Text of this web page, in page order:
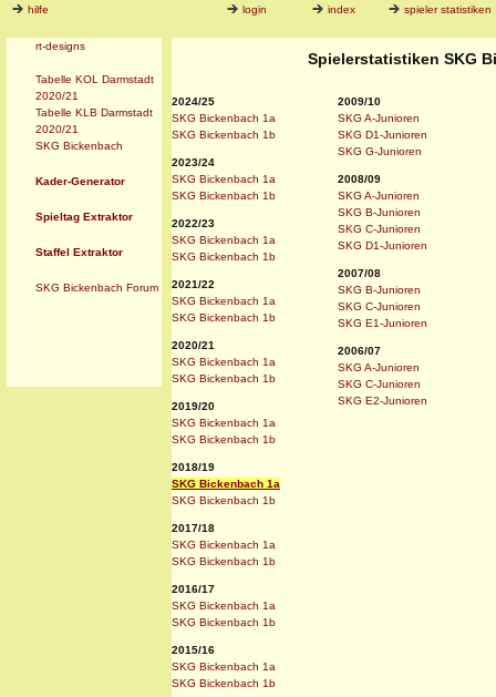
hilfe login index spieler statistiken
rt-designs
Tabelle KOL Darmstadt
2020/21
Tabelle KLB Darmstadt
2020/21
SKG Bickenbach
Kader-Generator
Spieltag Extraktor
Staffel Extraktor
SKG Bickenbach Forum
Spielerstatistiken SKG
2024/25
SKG Bickenbach 1a
SKG Bickenbach 1b
2023/24
SKG Bickenbach 1a
SKG Bickenbach 1b
2022/23
SKG Bickenbach 1a
SKG Bickenbach 1b
2021/22
SKG Bickenbach 1a
SKG Bickenbach 1b
2020/21
SKG Bickenbach 1a
SKG Bickenbach 1b
2019/20
SKG Bickenbach 1a
SKG Bickenbach 1b
2018/19
SKG Bickenbach 1a
SKG Bickenbach 1b
2017/18
SKG Bickenbach 1a
SKG Bickenbach 1b
2016/17
SKG Bickenbach 1a
SKG Bickenbach 1b
2015/16
SKG Bickenbach 1a
SKG Bickenbach 1b
2009/10
SKG A-Junioren
SKG D1-Junioren
SKG G-Junioren
2008/09
SKG A-Junioren
SKG B-Junioren
SKG C-Junioren
SKG D1-Junioren
2007/08
SKG B-Junioren
SKG C-Junioren
SKG E1-Junioren
2006/07
SKG A-Junioren
SKG C-Junioren
SKG E2-Junioren